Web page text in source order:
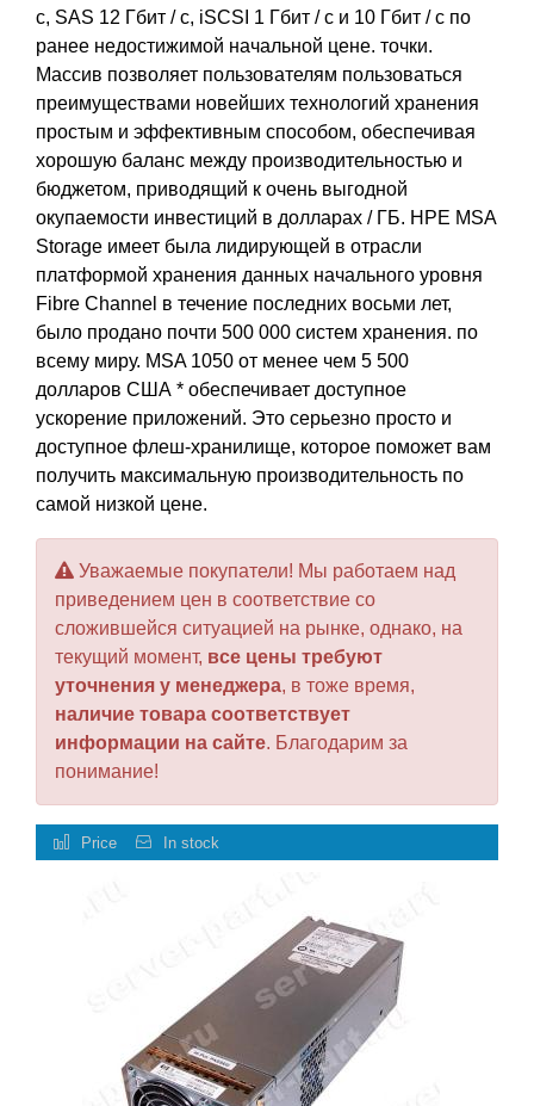
с, SAS 12 Гбит / с, iSCSI 1 Гбит / с и 10 Гбит / с по
ранее недостижимой начальной цене. точки.
Массив позволяет пользователям пользоваться
преимуществами новейших технологий хранения
простым и эффективным способом, обеспечивая
хорошую баланс между производительностью и
бюджетом, приводящий к очень выгодной
окупаемости инвестиций в долларах / ГБ. HPE MSA
Storage имеет была лидирующей в отрасли
платформой хранения данных начального уровня
Fibre Channel в течение последних восьми лет,
было продано почти 500 000 систем хранения. по
всему миру. MSA 1050 от менее чем 5 500
долларов США * обеспечивает доступное
ускорение приложений. Это серьезно просто и
доступное флеш-хранилище, которое поможет вам
получить максимальную производительность по
самой низкой цене.
Уважаемые покупатели! Мы работаем над
приведением цен в соответствие со
сложившейся ситуацией на рынке, однако, на
текущий момент, все цены требуют
уточнения у менеджера, в тоже время,
наличие товара соответствует
информации на сайте. Благодарим за
понимание!
Price In stock